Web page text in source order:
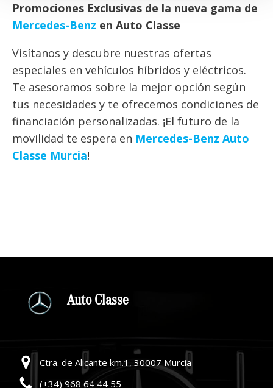
Promociones Exclusivas de la nueva gama de
Mercedes-Benz en Auto Classe
Visítanos y descubre nuestras ofertas
especiales en vehículos híbridos y eléctricos.
Te asesoramos sobre la mejor opción según
tus necesidades y te ofrecemos condiciones de
financiación personalizadas. ¡El futuro de la
movilidad te espera en Mercedes-Benz Auto
Classe Murcia!
Auto Classe
Ctra. de Alicante km.1, 30007 Murcia
(+34) 968 64 44 55